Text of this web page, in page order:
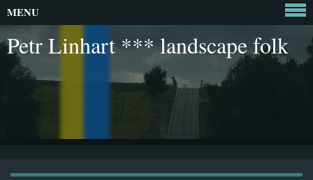
Petr Linhart *** landscape folk
MENU